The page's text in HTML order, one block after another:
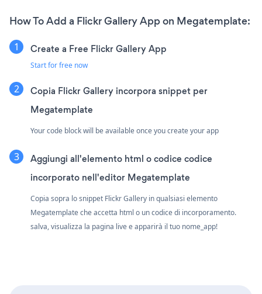
How To Add a Flickr Gallery App on Megatemplate:
Create a Free Flickr Gallery App
Start for free now
Copia Flickr Gallery incorpora snippet per
Megatemplate
Your code block will be available once you create your app
Aggiungi all'elemento html o codice codice
incorporato nell'editor Megatemplate
Copia sopra lo snippet Flickr Gallery in qualsiasi elemento
Megatemplate che accetta html o un codice di incorporamento.
salva, visualizza la pagina live e apparirà il tuo nome_app!